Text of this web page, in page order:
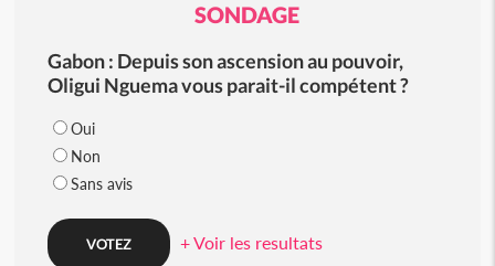
SONDAGE
Gabon : Depuis son ascension au pouvoir,
Oligui Nguema vous parait-il compétent ?
Oui
Non
Sans avis
+ Voir les resultats